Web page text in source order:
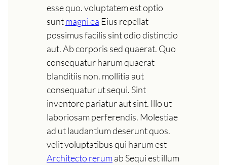
esse quo. voluptatem est optio
suntmagni ea Eius repellat
possimus facilis sint odio distinctio
aut. Ab corporis sed quaerat. Quo
consequatur harum quaerat
blanditiis non. mollitia aut
consequatur ut sequi. Sint
inventore pariatur aut sint. Illo ut
laboriosam perferendis. Molestiae
ad ut laudantium deserunt quos.
velit voluptatibus qui harum est
Architecto rerumab Sequi est illum